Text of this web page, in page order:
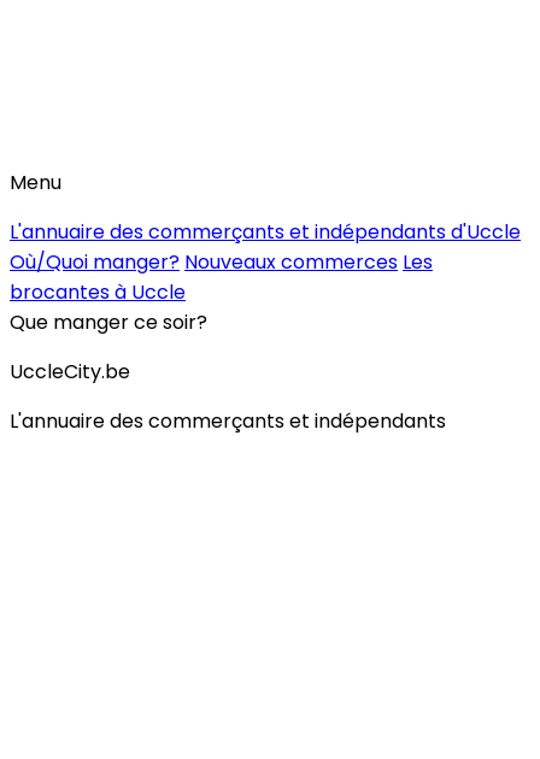
Menu
L'annuaire des commerçants et indépendants d'Uccle
Où/Quoi manger? Nouveaux commerces Les
brocantes à Uccle
Que manger ce soir?
UccleCity.be
L'annuaire des commerçants et indépendants